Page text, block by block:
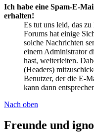
Ich habe eine Spam-E-
erhalten!
Es tut uns leid, das
Forums hat einige
solche Nachrichten
einem Administrator
hast, weiterleiten.
(Headers)
Benutzer, der die E-
kann dann
Nach oben
Freunde und